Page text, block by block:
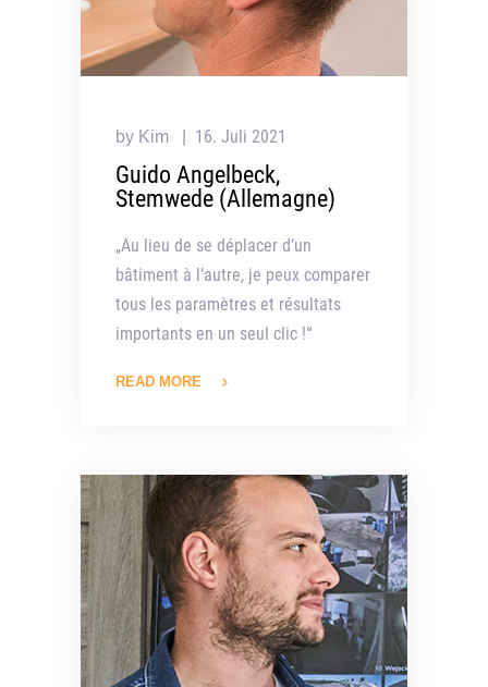
by Kim 16. Juli 2021
Guido Angelbeck,
Stemwede (Allemagne)
„Au lieu de se déplacer d’un
bâtiment à l’autre, je peux comparer
tous les paramètres et résultats
importants en un seul clic !“
READ MORE